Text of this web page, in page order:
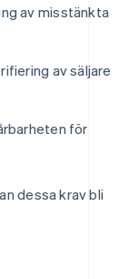
av misstänkta
av säljare
för
dessa krav bli